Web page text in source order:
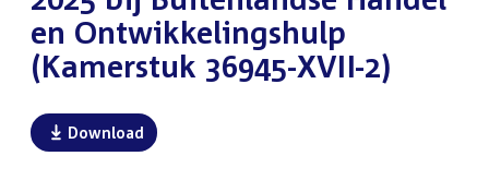
en Ontwikkelingshulp
(Kamerstuk 36945-XVII-2)
Download